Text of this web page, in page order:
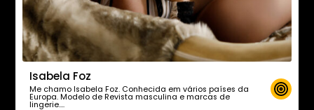
Isabela Foz
Me chamo Isabela Foz. Conhecida em vários países da
Europa. Modelo de Revista masculina e marcas de
lingerie….